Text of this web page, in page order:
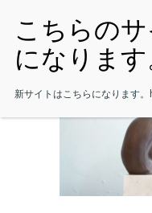
新サイトはこちらになります。